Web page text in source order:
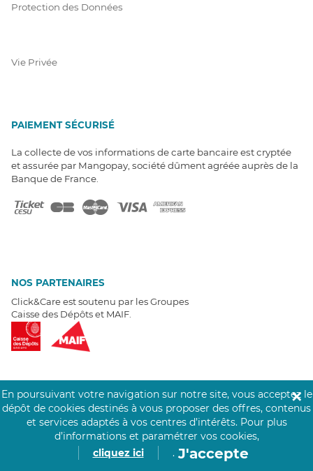
Protection des Données
Vie Privée
PAIEMENT SÉCURISÉ
La collecte de vos informations de carte bancaire est cryptée
et assurée par Mangopay, société dûment agréée auprès de la
Banque de France.
NOS PARTENAIRES
Click&Care est soutenu par les Groupes
Caisse des Dépôts et MAIF.
EXPERTS À VOTRE ÉCOUTE
Un besoin de recrutement ? Click&Care vous accompagne par
téléphone 7/7.
Être rappelé aujourd'hui
En poursuivant votre navigation sur notre site, vous acceptez le
dépôt de cookies destinés à vous proposer des offres, contenus
et services adaptés à vos centres d’intérêts. Pour plus
d’informations et paramétrer vos cookies,
cliquez ici
. J'accepte
✕